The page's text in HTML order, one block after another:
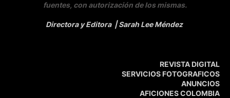
fuentes, con autorización de los mismas.
Directora y Editora| Sarah Lee Méndez
REVISTA DIGITAL
SERVICIOS FOTOGRAFICOS
ANUNCIOS
AFICIONES COLOMBIA